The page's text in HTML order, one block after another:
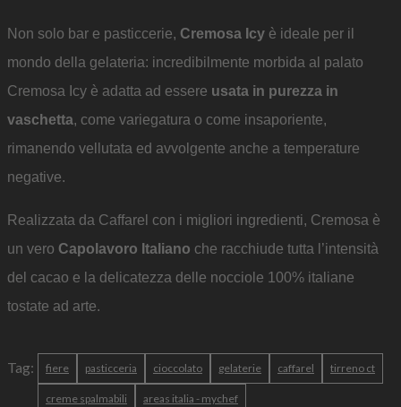
Non solo bar e pasticcerie, Cremosa Icy è ideale per il
mondo della gelateria: incredibilmente morbida al palato
Cremosa Icy è adatta ad essere usata in purezza in
vaschetta, come variegatura o come insaporiente,
rimanendo vellutata ed avvolgente anche a temperature
negative.
Realizzata da Caffarel con i migliori ingredienti, Cremosa è
un vero Capolavoro Italiano che racchiude tutta l’intensità
del cacao e la delicatezza delle nocciole 100% italiane
tostate ad arte.
Tag: fiere pasticceria cioccolato gelaterie caffarel tirreno ct
creme spalmabili areas italia - mychef